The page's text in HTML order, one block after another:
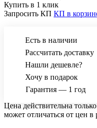
Купить в 1 клик
Запросить КП КП в
Есть в наличии
Рассчитать доставку
Нашли дешевле?
Хочу в подарок
Гарантия — 1 год
Цена действительна
может отличаться от цен